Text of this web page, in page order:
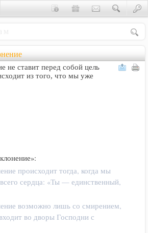
не ставит перед собой цель
из того, что мы уже
происходит тогда, когда мы
сердца: «Ты — единственный,
возможно лишь со смирением,
во дворы Господни с